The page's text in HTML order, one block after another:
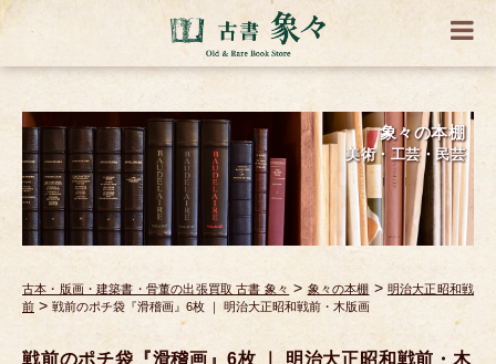
象々の本棚
美術・工芸・民芸
古本・版画・建築書・骨董の出張買取 古書 象々 > 象々の本棚 > 明治大正昭和戦
前 > 戦前のポチ袋『滑稽画』6枚 ｜ 明治大正昭和戦前・木版画
戦前のポチ袋『滑稽画』6枚 ｜ 明治大正昭和戦前・木